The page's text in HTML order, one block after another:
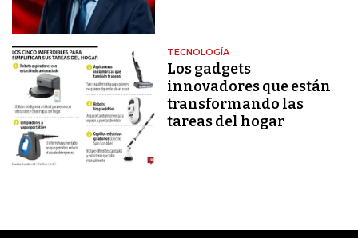
TECNOLOGÍA
Los gadgets
innovadores que están
transformando las
tareas del hogar